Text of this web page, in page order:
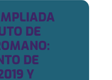
DE
DE
Y